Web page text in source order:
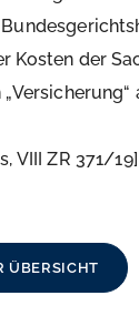
Kosten der
VIII ZR 371/19]
ÜBERSICHT